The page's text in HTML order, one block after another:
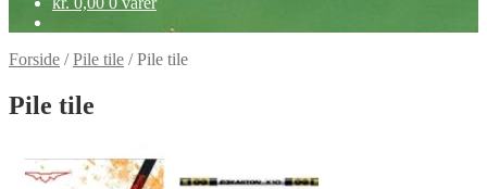
Forside /Pile tile /Pile tile
Pile tile